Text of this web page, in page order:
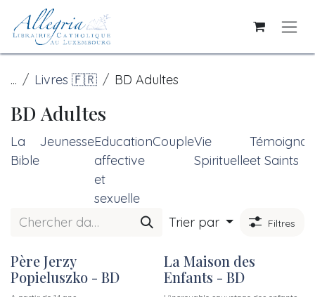
Se rendre au contenu
... Livres 🇫🇷 BD Adultes
BD Adultes
La
Bible
JeunesseEducation
affective
et
sexuelle
CoupleVie
Spirituelleet Saints
Trier par Filtres
Père Jerzy
Popieluszko - BD
La Maison des
Enfants - BD